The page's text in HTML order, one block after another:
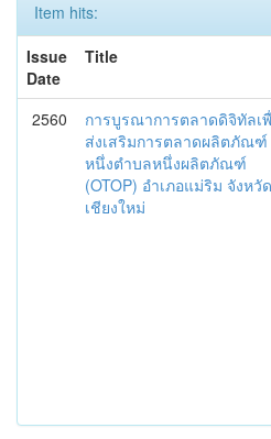
Item hits:
Issue
Date
Title
2560
การบูรณาการตลาดดิจิทัลเ
ส่งเสริมการตลาดผลิตภัณฑ์
หนึ่งตำบลหนึ่งผลิตภัณฑ์
(OTOP) อำเภอแม่ริม จังหวัด
เชียงใหม่